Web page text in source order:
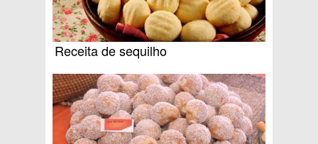
Receita de sequilho